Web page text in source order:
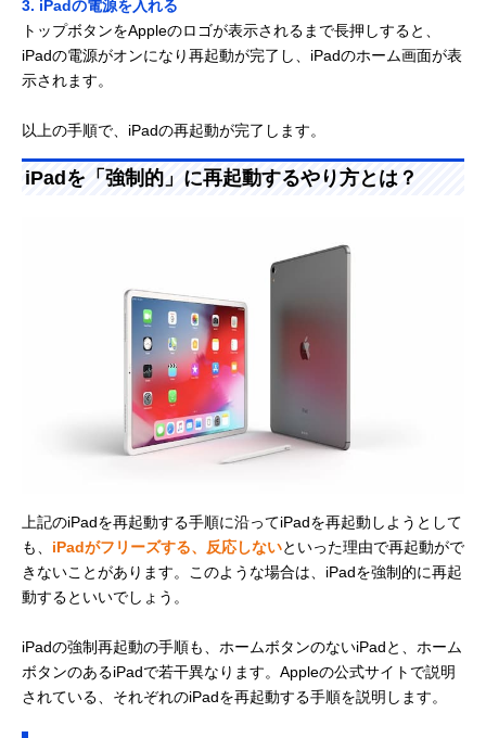
3. iPadの電源を入れる
トップボタンをAppleのロゴが表示されるまで長押しすると、
iPadの電源がオンになり再起動が完了し、iPadのホーム画面が表
示されます。
以上の手順で、iPadの再起動が完了します。
iPadを「強制的」に再起動するやり方とは？
上記のiPadを再起動する手順に沿ってiPadを再起動しようとして
も、 iPadがフリーズする、反応しないといった理由で再起動がで
きないことがあります。このような場合は、iPadを強制的に再起
動するといいでしょう。
iPadの強制再起動の手順も、ホームボタンのないiPadと、ホーム
ボタンのあるiPadで若干異なります。Appleの公式サイトで説明
されている、それぞれのiPadを再起動する手順を説明します。